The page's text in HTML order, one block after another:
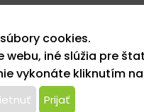
cookies.
iné slúžia pre
vykonáte kliknutím
Prijať